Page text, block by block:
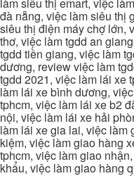
đà nẵng, việc làm siêu thị
siêu thị điện máy chợ lớn,
thơ, việc làm tgdd an
tgdd tiền giang, việc làm
dương, review việc làm
tgdd 2021, việc làm lái xe
làm lái xe bình dương,
tphcm, việc làm lái xe b2
nội, việc làm lái xe hải
làm lái xe gia lai, việc làm
kiệm, việc làm giao hàng
tphcm, việc làm giao
khẩu, việc làm giao hàng